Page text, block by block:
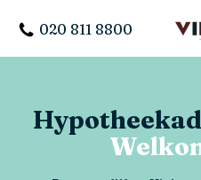
020 811 8800